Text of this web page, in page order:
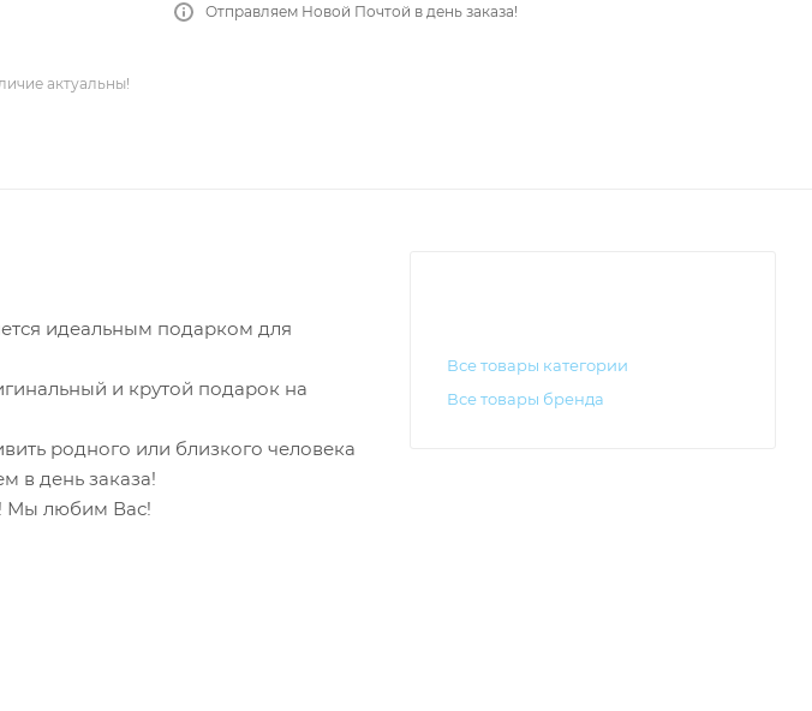
Отправляем Новой Почтой в день заказа!
актуальны!
идеальным подарком для
и крутой подарок на
родного или близкого человека
в день заказа!
Мы любим Вас!
Все товары категории
Все товары бренда